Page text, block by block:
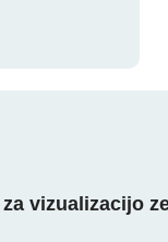
vizualizacijo